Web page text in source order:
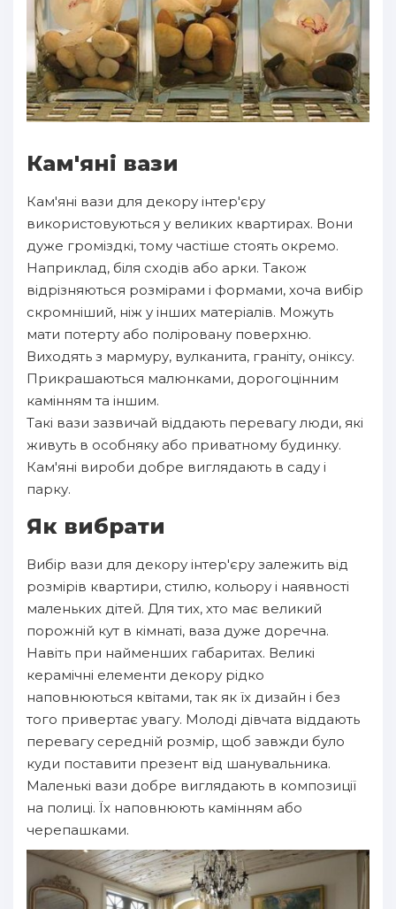
Кам'яні вази
Кам'яні вази для декору інтер'єру
використовуються у великих квартирах. Вони
дуже громіздкі, тому частіше стоять окремо.
Наприклад, біля сходів або арки. Також
відрізняються розмірами і формами, хоча вибір
скромніший, ніж у інших матеріалів. Можуть
мати потерту або поліровану поверхню.
Виходять з мармуру, вулканита, граніту, оніксу.
Прикрашаються малюнками, дорогоцінним
камінням та іншим.
Такі вази зазвичай віддають перевагу люди, які
живуть в особняку або приватному будинку.
Кам'яні вироби добре виглядають в саду і
парку.
Як вибрати
Вибір вази для декору інтер'єру залежить від
розмірів квартири, стилю, кольору і наявності
маленьких дітей. Для тих, хто має великий
порожній кут в кімнаті, ваза дуже доречна.
Навіть при найменших габаритах. Великі
керамічні елементи декору рідко
наповнюються квітами, так як їх дизайн і без
того привертає увагу. Молоді дівчата віддають
перевагу середній розмір, щоб завжди було
куди поставити презент від шанувальника.
Маленькі вази добре виглядають в композиції
на полиці. Їх наповнюють камінням або
черепашками.